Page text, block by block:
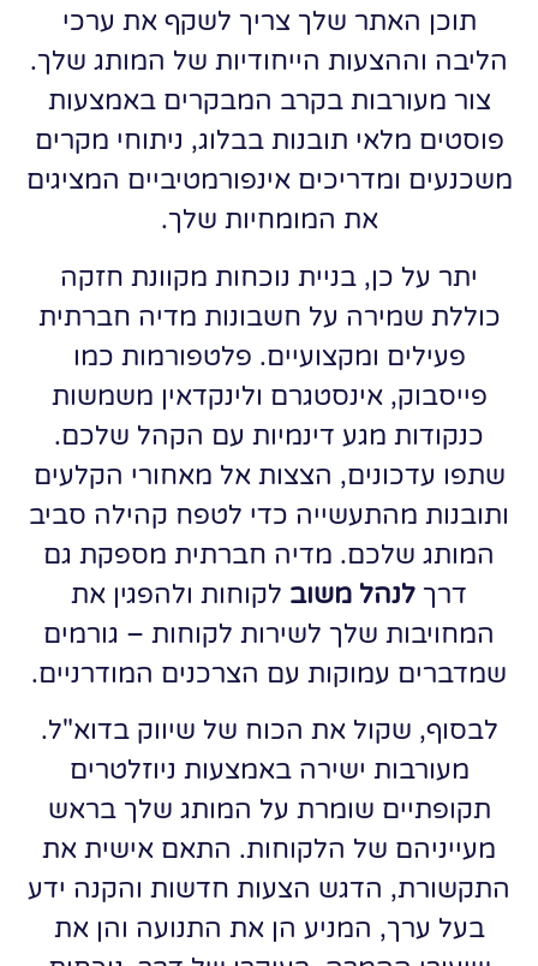
תוכן האתר שלך צריך לשקף את ערכי
הליבה וההצעות הייחודיות של המותג שלך.
צור מעורבות בקרב המבקרים באמצעות
פוסטים מלאי תובנות בבלוג, ניתוחי מקרים
משכנעים ומדריכים אינפורמטיביים המציגים
את המומחיות שלך.
יתר על כן, בניית נוכחות מקוונת חזקה
כוללת שמירה על חשבונות מדיה חברתית
פעילים ומקצועיים. פלטפורמות כמו
פייסבוק, אינסטגרם ולינקדאין משמשות
כנקודות מגע דינמיות עם הקהל שלכם.
שתפו עדכונים, הצצות אל מאחורי הקלעים
ותובנות מהתעשייה כדי לטפח קהילה סביב
המותג שלכם. מדיה חברתית מספקת גם
דרך לנהל משוב לקוחות ולהפגין את
המחויבות שלך לשירות לקוחות – גורמים
שמדברים עמוקות עם הצרכנים המודרניים.
לבסוף, שקול את הכוח של שיווק בדוא"ל.
מעורבות ישירה באמצעות ניוזלטרים
תקופתיים שומרת על המותג שלך בראש
מעייניהם של הלקוחות. התאם אישית את
התקשורת, הדגש הצעות חדשות והקנה ידע
בעל ערך, המניע הן את התנועה והן את